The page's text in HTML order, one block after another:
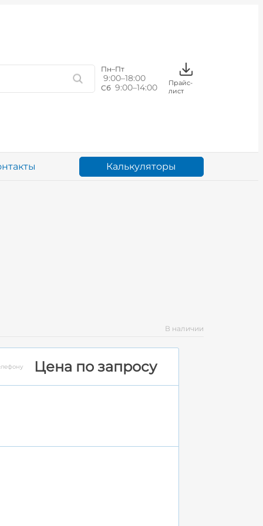
Пн–Пт
9:00–18:00
Сб 9:00–14:00
Прайс-
лист
Калькуляторы
В наличии
Цена по запросу